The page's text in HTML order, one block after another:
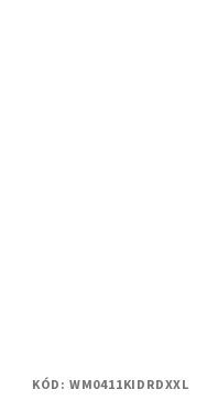
KÓD: WM0411KIDRDXXL